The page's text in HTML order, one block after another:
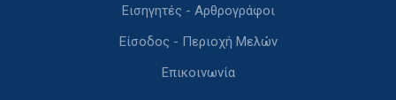
Εισηγητές - Αρθρογράφοι
Είσοδος - Περιοχή Μελών
Επικοινωνία